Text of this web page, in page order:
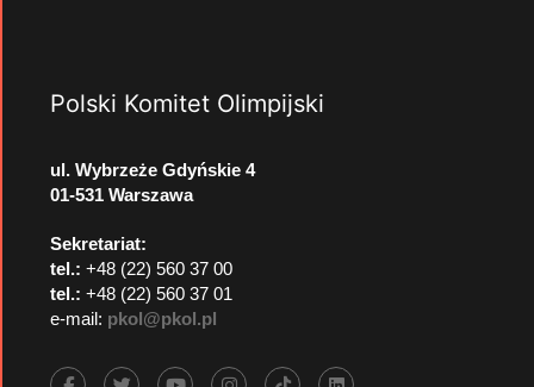
Polski Komitet Olimpijski
ul. Wybrzeże Gdyńskie 4
01-531 Warszawa
Sekretariat:
tel.: +48 (22) 560 37 00
tel.: +48 (22) 560 37 01
e-mail: pkol@pkol.pl